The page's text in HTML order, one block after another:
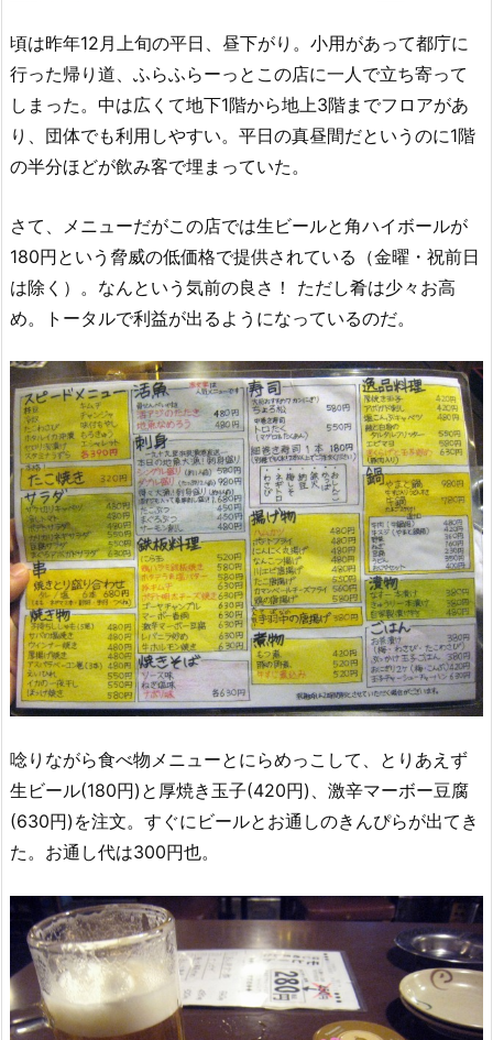
頃は昨年12月上旬の平日、昼下がり。小用があって都庁に
行った帰り道、ふらふらーっとこの店に一人で立ち寄って
しまった。中は広くて地下1階から地上3階までフロアがあ
り、団体でも利用しやすい。平日の真昼間だというのに1階
の半分ほどが飲み客で埋まっていた。
さて、メニューだがこの店では生ビールと角ハイボールが
180円という脅威の低価格で提供されている（金曜・祝前日
は除く）。なんという気前の良さ！ ただし肴は少々お高
め。トータルで利益が出るようになっているのだ。
唸りながら食べ物メニューとにらめっこして、とりあえず
生ビール(180円)と厚焼き玉子(420円)、激辛マーボー豆腐
(630円)を注文。すぐにビールとお通しのきんぴらが出てき
た。お通し代は300円也。